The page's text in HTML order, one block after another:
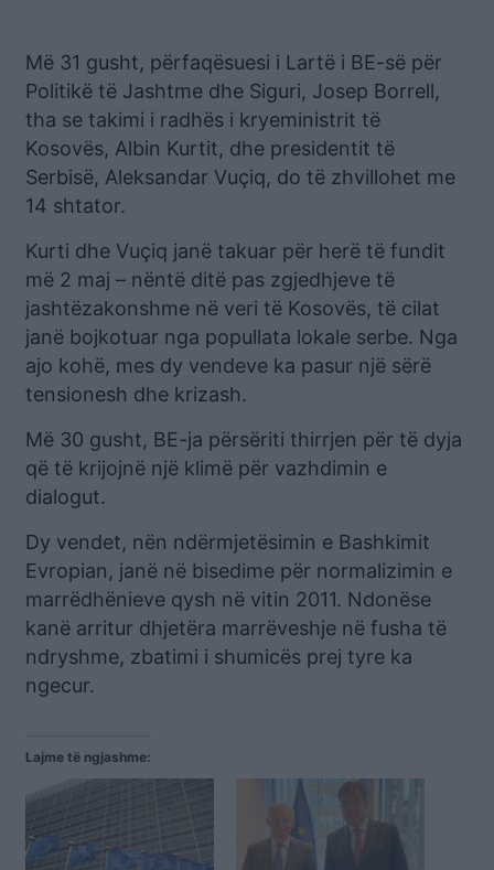
Më 31 gusht, përfaqësuesi i Lartë i BE-së për
Politikë të Jashtme dhe Siguri, Josep Borrell,
tha se takimi i radhës i kryeministrit të
Kosovës, Albin Kurtit, dhe presidentit të
Serbisë, Aleksandar Vuçiq, do të zhvillohet me
14 shtator.
Kurti dhe Vuçiq janë takuar për herë të fundit
më 2 maj – nëntë ditë pas zgjedhjeve të
jashtëzakonshme në veri të Kosovës, të cilat
janë bojkotuar nga popullata lokale serbe. Nga
ajo kohë, mes dy vendeve ka pasur një sërë
tensionesh dhe krizash.
Më 30 gusht, BE-ja përsëriti thirrjen për të dyja
që të krijojnë një klimë për vazhdimin e
dialogut.
Dy vendet, nën ndërmjetësimin e Bashkimit
Evropian, janë në bisedime për normalizimin e
marrëdhënieve qysh në vitin 2011. Ndonëse
kanë arritur dhjetëra marrëveshje në fusha të
ndryshme, zbatimi i shumicës prej tyre ka
ngecur.
Lajme të ngjashme: